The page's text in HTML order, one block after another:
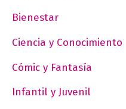
Bienestar
Ciencia y Conocimiento
Cómic y Fantasía
Infantil y Juvenil